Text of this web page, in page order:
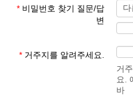
* 비밀번호 찾기 질문/답
변
* 거주지를 알려주세요.
거
요.
바